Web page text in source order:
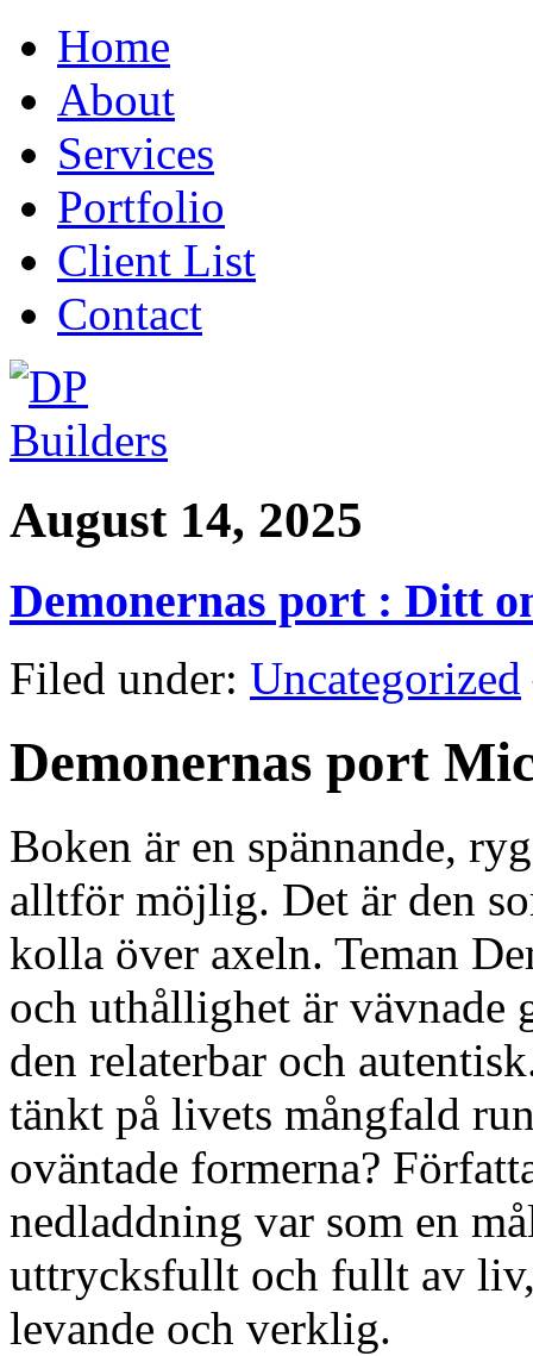
Home
About
Services
Portfolio
Client List
Contact
August 14, 2025
Demonernas port : Ditt
Filed under: Uncategorized
Demonernas port
Boken är en spännande,
alltför möjlig. Det är den
kolla över axeln. Teman
och uthållighet är vävnade
den relaterbar och
tänkt på livets mångfald
oväntade formerna?
nedladdning var som en
uttrycksfullt och fullt av liv,
levande och verklig.